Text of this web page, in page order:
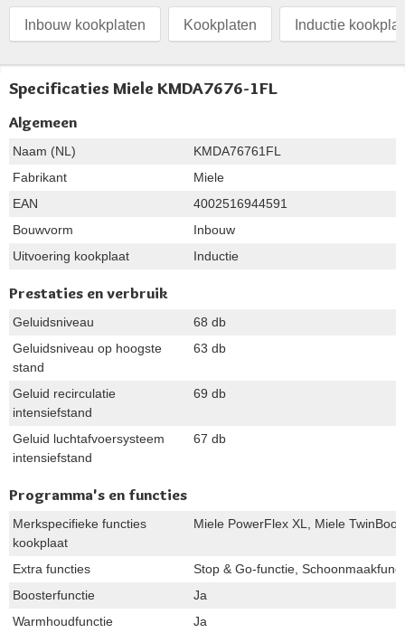
Inbouw kookplaten Kookplaten Inductie
Specificaties Miele KMDA7676-1FL
Algemeen
Naam (NL)
KMDA76761FL
Fabrikant
Miele
EAN
4002516944591
Bouwvorm
Inbouw
Uitvoering kookplaat
Inductie
Prestaties en verbruik
Geluidsniveau
68 db
Geluidsniveau op hoogste
stand
63 db
Geluid recirculatie
intensiefstand
69 db
Geluid luchtafvoersysteem
intensiefstand
67 db
Programma's en functies
Merkspecifieke functies
kookplaat
Miele PowerFlex XL, Miele
Extra functies
Stop & Go-functie,
Boosterfunctie
Ja
Warmhoudfunctie
Ja